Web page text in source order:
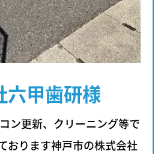
六甲歯研様
ン更新、クリーニング等で
おります神戸市の株式会社